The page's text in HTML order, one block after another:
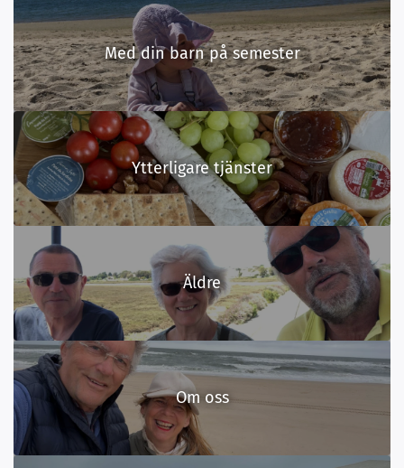
Äldre
Med din barn på semester
Om oss
Ytterligare tjänster